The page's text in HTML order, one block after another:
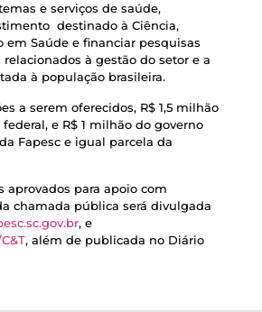
e serviços de saúde,
destinado à Ciência,
em Saúde e financiar pesquisas
à gestão do setor e a
à população brasileira.
a serem oferecidos, R$ 1,5 milhão
e R$ 1 milhão do governo
Fapesc e igual parcela da
aprovados para apoio com
chamada pública será divulgada
, e
, além de publicada no Diário